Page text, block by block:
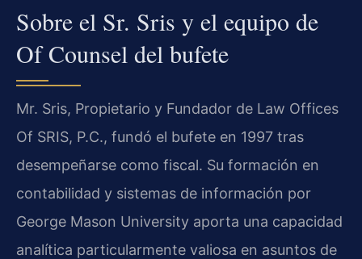
Sobre el Sr. Sris y el equipo de
Of Counsel del bufete
Mr. Sris, Propietario y Fundador de Law Offices
Of SRIS, P.C., fundó el bufete en 1997 tras
desempeñarse como fiscal. Su formación en
contabilidad y sistemas de información por
George Mason University aporta una capacidad
analítica particularmente valiosa en asuntos de